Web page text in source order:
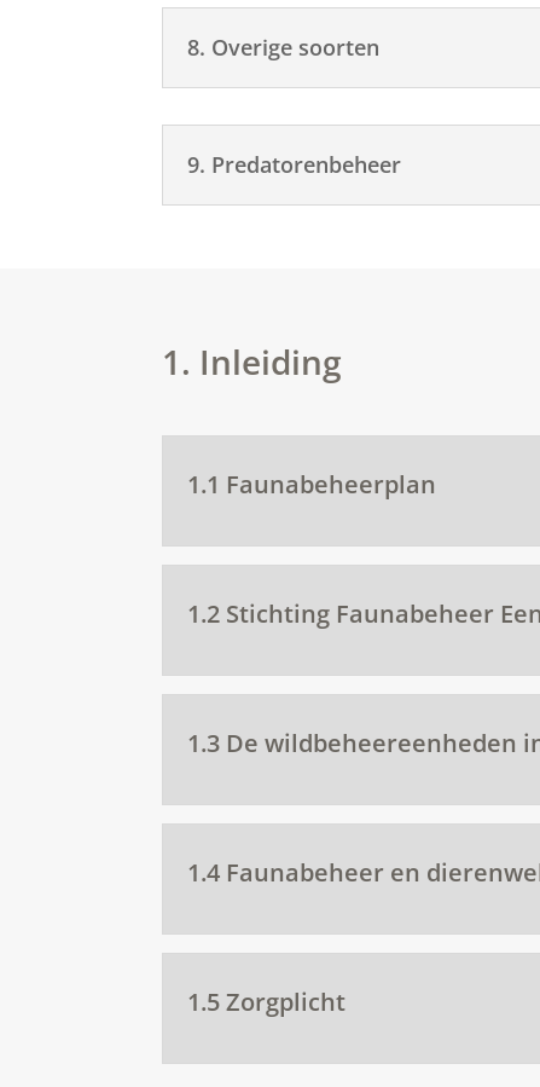
8. Overige soorten
9. Predatorenbeheer
1. Inleiding
1.1 Faunabeheerplan
1.2 Stichting Faunabeheer
1.3 De wildbeheereenheden
1.4 Faunabeheer en
1.5 Zorgplicht